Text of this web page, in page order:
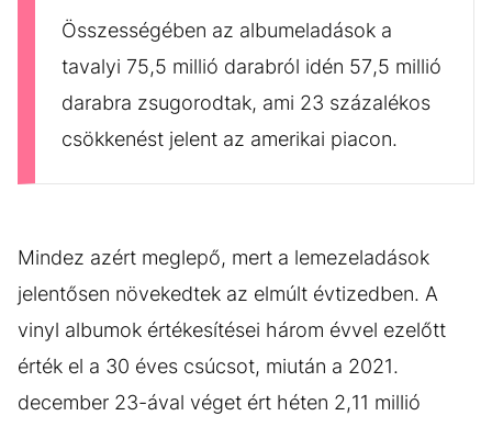
Összességében az albumeladások a
tavalyi 75,5 millió darabról idén 57,5 millió
darabra zsugorodtak, ami 23 százalékos
csökkenést jelent az amerikai piacon.
Mindez azért meglepő, mert a lemezeladások
jelentősen növekedtek az elmúlt évtizedben. A
vinyl albumok értékesítései három évvel ezelőtt
érték el a 30 éves csúcsot, miután a 2021.
december 23-ával véget ért héten 2,11 millió